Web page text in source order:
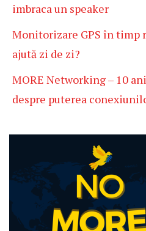
imbraca un speaker
Monitorizare GPS în timp
ajută zi de zi?
MORE Networking – 10
despre puterea